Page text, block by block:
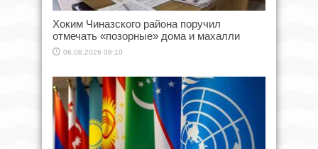
Хоким Чиназского района поручил
отмечать «позорные» дома и махалли
06.08.2026 08:10